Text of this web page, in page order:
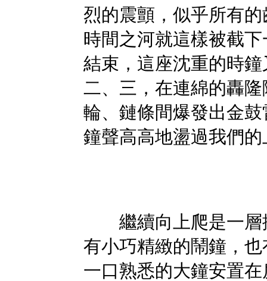
烈的震顫，似乎所有
時間之河就這樣被截
結束，這座沈重的時
二、三，在連綿的轟
輪、鏈條間爆發出金
鐘聲高高地盪過我們
繼續向上爬是一層
有小巧精緻的鬧鐘，
一口熟悉的大鐘安置